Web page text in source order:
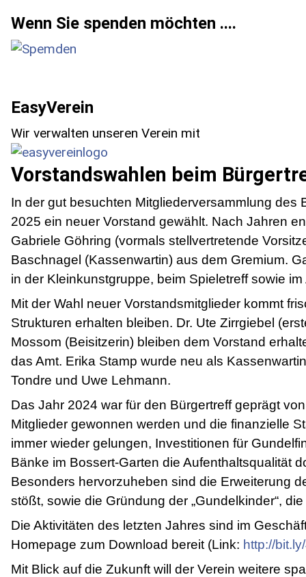
Wenn Sie spenden möchten ....
EasyVerein
Wir verwalten unseren Verein mit
Vorstandswahlen beim
In der gut besuchten Mitgliederversammlung des
2025 ein neuer Vorstand gewählt. Nach Jahren
Gabriele Göhring (vormals stellvertretende
Baschnagel (Kassenwartin) aus dem Gremium.
in der Kleinkunstgruppe, beim Spieletreff sowie
Mit der Wahl neuer Vorstandsmitglieder kommt
Strukturen erhalten bleiben. Dr. Ute Zirrgiebel
Mossom (Beisitzerin) bleiben dem Vorstand
das Amt. Erika Stamp wurde neu als
Tondre und Uwe Lehmann.
Das Jahr 2024 war für den Bürgertreff geprägt
Mitglieder gewonnen werden und die finanzielle
immer wieder gelungen, Investitionen für
Bänke im Bossert-Garten die Aufenthaltsqualität
Besonders hervorzuheben sind die Erweiterung
stößt, sowie die Gründung der „Gundelkinder“,
Die Aktivitäten des letzten Jahres sind im
Homepage zum Download bereit (Link: http://
Mit Blick auf die Zukunft will der Verein weitere